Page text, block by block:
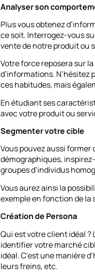
Analyser son
Plus vous obtenez
ce soit. Interrogez-vous
vente de notre produit ou
Votre force reposera sur
d’informations. N’hésitez
ces habitudes, mais
En étudiant ses
avec votre produit ou
Segmenter votre cible
Vous pouvez aussi
démographiques,
groupes d’individus
Vous aurez ainsi la
exemple en fonction de la
Création de Persona
Qui est votre client idéal ?
identifier votre marché
idéal. C’est une manière
leurs freins, etc.